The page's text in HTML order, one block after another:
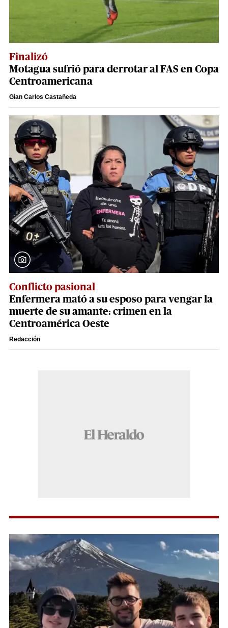
Finalizó
Motagua sufrió para derrotar al FAS en Copa
Centroamericana
Gian Carlos Castañeda
Conflicto pasional
Enfermera mató a su esposo para vengar la
muerte de su amante: crimen en la
Centroamérica Oeste
Redacción